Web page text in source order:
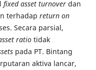
fixedasset turnoverdan
terhadap return on
Secara parsial,
ratio tidak
pada PT. Bintang
aktiva lancar,